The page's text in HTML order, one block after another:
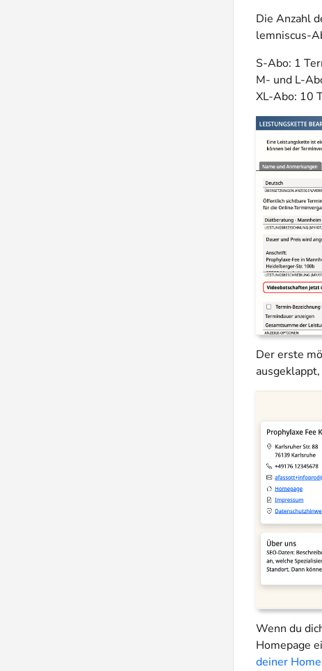
Die Anzahl
lemniscus-
S-Abo: 1
M- und L-
XL-Abo: 10
Der erste
Wenn du
Homepage
deiner